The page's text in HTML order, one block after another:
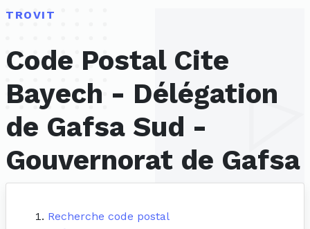
TROVIT
Code Postal Cite
Bayech - Délégation
de Gafsa Sud -
Gouvernorat de Gafsa
Recherche code postal